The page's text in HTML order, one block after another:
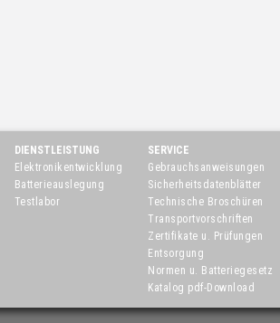
DIENSTLEISTUNG
Elektronikentwicklung
Batterieauslegung
Testlabor
SERVICE
Gebrauchsanweisungen
Sicherheitsdatenblätter
Technische Broschüren
Transportvorschriften
Zertifikate u. Prüfungen
Entsorgung
Normen u. Batteriegesetz
Katalog pdf-Download